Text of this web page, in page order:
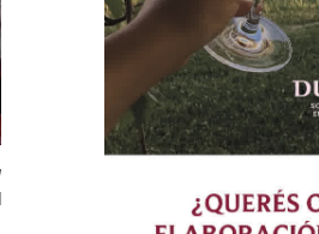
CUMBRE...